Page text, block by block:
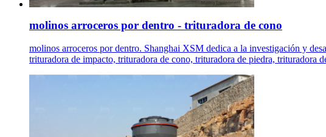
molinos arroceros por dentro - trituradora de cono
molinos arroceros por dentro. Shanghai XSM dedica a la investigación y
trituradora de impacto, trituradora de cono, trituradora de piedra, trituradora